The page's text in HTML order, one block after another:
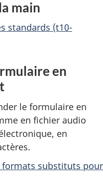
main
standards (t10-
en
le formulaire en
en fichier audio
en
formats substituts